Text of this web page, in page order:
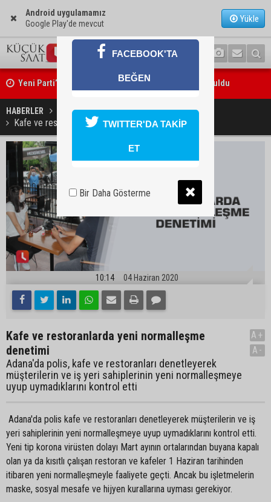
Android uygulamamız
Google Play'de mevcut
Yükle
Yeni Parti’nin Sarıçam ve Karataş teşkilatları oluşturuldu
Feke Belediye Başkanı Cömert Özen, Adana Valisi Mustafa Yavuz’u
ziyaret etti
HABERLER YAŞAM
Kafe ve restoranlarda yeni normalleşme denetimi
10:14 04 Haziran 2020
Kafe ve restoranlarda yeni normalleşme
denetimi
Adana'da polis, kafe ve restoranları denetleyerek
müşterilerin ve iş yeri sahiplerinin yeni normalleşmeye
uyup uymadıklarını kontrol etti
A+
A-
Adana'da polis kafe ve restoranları denetleyerek müşterilerin ve iş
yeri sahiplerinin yeni normalleşmeye uyup uymadıklarını kontrol etti.
Yeni tip korona virüsten dolayı Mart ayının ortalarından buyana kapalı
olan ya da kısıtlı çalışan restoran ve kafeler 1 Haziran tarihinden
itibaren yeni normalleşmeyle faaliyete geçti. Ancak bu işletmelerin
maske, sosyal mesafe ve hijyen kurallarına uyması gerekiyor.
FACEBOOK'TA
BEĞEN
TWITTER'DA TAKİP
ET
Bir Daha Gösterme